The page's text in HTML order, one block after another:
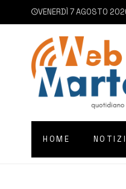
VENERDÌ 7 AGOSTO
HOME